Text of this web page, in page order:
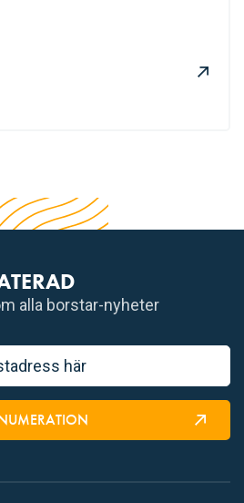
alla borstar-nyheter